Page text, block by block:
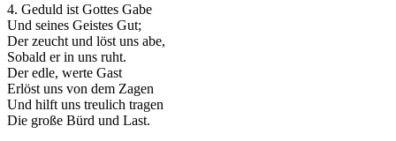
4. Geduld ist Gottes Gabe
Und seines Geistes Gut;
Der zeucht und löst uns abe,
Sobald er in uns ruht.
Der edle, werte Gast
Erlöst uns von dem Zagen
Und hilft uns treulich tragen
Die große Bürd und Last.